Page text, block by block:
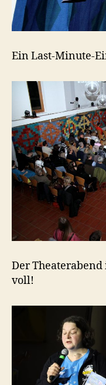
Ein Last-Minute-
Der Theaterabend
voll!